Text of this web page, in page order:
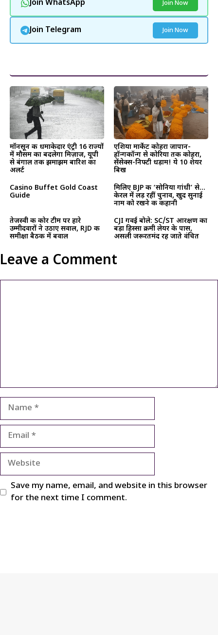
Join WhatsApp Join Now
Join Telegram Join Now
मॉनसून की धमाकेदार एंट्री 16 राज्यों
में मौसम का बदलेगा मिज़ाज, यूपी
से बंगाल तक झमाझम बारिश का
अलर्ट
एशिया मार्केट कोहरा जापान-
हॉन्गकॉन्ग से कोरिया तक कोहरा,
सेंसेक्स-निफ्टी धड़ाम! ये 10 शेयर
बिख
Casino Buffet Gold Coast
Guide
मिलिए BJP की ‘सोनिया गांधी’ से…
केरल में लड़ रहीं चुनाव, खुद सुनाई
नाम को रखने की कहानी
तेजस्वी की कोर टीम पर हारे
उम्मीदवारों ने उठाए सवाल, RJD की
समीक्षा बैठक में बवाल
CJI गवई बोले: SC/ST आरक्षण का
बड़ा हिस्सा क्रीमी लेयर के पास,
असली जरूरतमंद रह जाते वंचित
Leave a Comment
Name
Email
Website
Save my name, email, and website in this browser
for the next time I comment.